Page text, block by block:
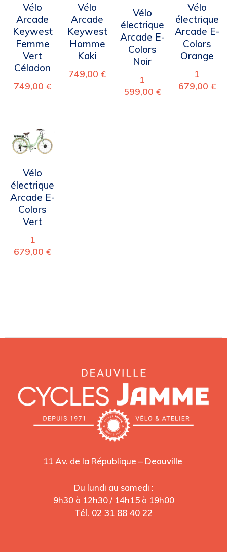
Vélo
Arcade
Keywest
Femme
Vert
Céladon
749,00€
Vélo
Arcade
Keywest
Homme
Kaki
749,00€
Vélo
électrique
Arcade E-
Colors
Noir
1
599,00 €
Vélo
électrique
Arcade E-
Colors
Orange
1
679,00 €
Vélo
électrique
Arcade E-
Colors
Vert
1
679,00€
11 Av. de la République – Deauville
Du lundi au samedi :
9h30 à 12h30 / 14h15 à 19h00
Tél. 02 31 88 40 22